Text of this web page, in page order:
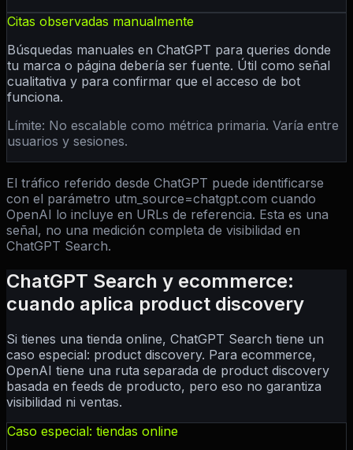
Citas observadas manualmente
Búsquedas manuales en ChatGPT para queries donde
tu marca o página debería ser fuente. Útil como señal
cualitativa y para confirmar que el acceso de bot
funciona.
Límite: No escalable como métrica primaria. Varía entre
usuarios y sesiones.
El tráfico referido desde ChatGPT puede identificarse
con el parámetro utm_source=chatgpt.com cuando
OpenAI lo incluye en URLs de referencia. Esta es una
señal, no una medición completa de visibilidad en
ChatGPT Search.
ChatGPT Search y ecommerce:
cuando aplica product discovery
Si tienes una tienda online, ChatGPT Search tiene un
caso especial: product discovery. Para ecommerce,
OpenAI tiene una ruta separada de product discovery
basada en feeds de producto, pero eso no garantiza
visibilidad ni ventas.
Caso especial: tiendas online